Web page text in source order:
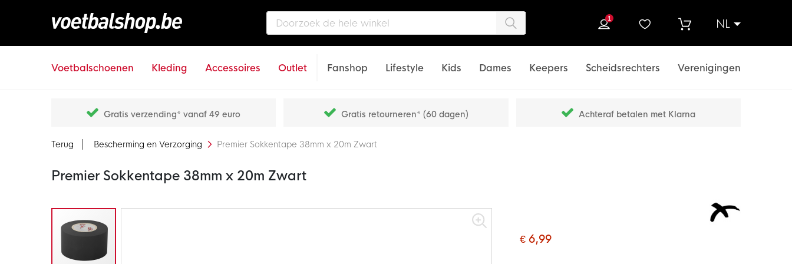
NL
1
Voetbalschoenen Kleding Accessoires Outlet Fanshop Lifestyle Kids Dames Keepers Scheidsrechters Verenigingen
Gratis verzending* vanaf 49 euro Gratis retourneren* (60 dagen) Achteraf betalen met Klarna
Terug Bescherming en Verzorging Premier Sokkentape 38mm x 20m Zwart
Premier Sokkentape 38mm x 20m Zwart
Ga
€ 6,99